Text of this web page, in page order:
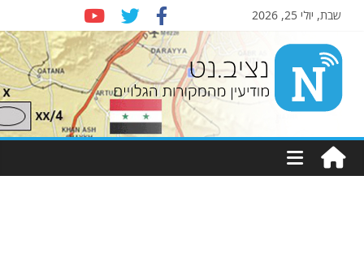
שבת, יולי 25, 2026
Nziv.net
מודיעין
מהמקורות